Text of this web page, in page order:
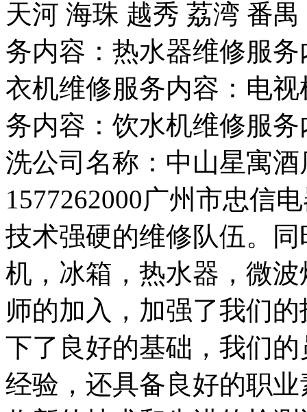
天河 海珠 越秀 荔湾 番
务内容：热水器维修服
衣机维修服务内容：电
务内容：饮水机维修服
洗公司名称：中山星寓
1577262000广州市忠信
技术强硬的维修队伍。
机，冰箱，热水器，微
师的加入，加强了我们
下了良好的基础，我们
经验，还具备良好的职